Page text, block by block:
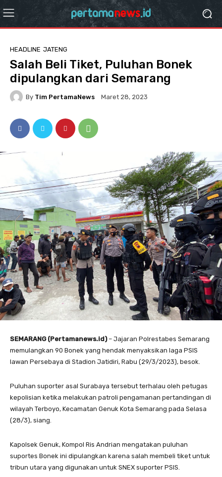
HEADLINE JATENG
Salah Beli Tiket, Puluhan Bonek
dipulangkan dari Semarang
By Tim PertamaNews Maret 28, 2023
SEMARANG (Pertamanews.id) – Jajaran Polrestabes Semarang
memulangkan 90 Bonek yang hendak menyaksikan laga PSIS
lawan Persebaya di Stadion Jatidiri, Rabu (29/3/2023), besok.
Puluhan suporter asal Surabaya tersebut terhalau oleh petugas
kepolisian ketika melakukan patroli pengamanan pertandingan di
wilayah Terboyo, Kecamatan Genuk Kota Semarang pada Selasa
(28/3), siang.
Kapolsek Genuk, Kompol Ris Andrian mengatakan puluhan
suportes Bonek ini dipulangkan karena salah membeli tiket untuk
tribun utara yang digunakan untuk SNEX suporter PSIS.